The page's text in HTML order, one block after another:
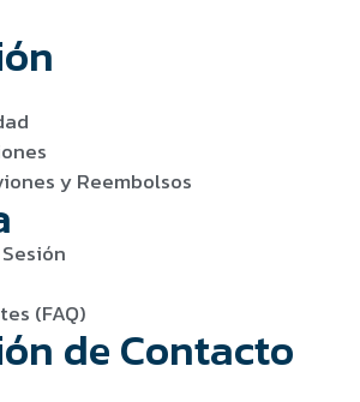
y Reembolsos
(FAQ)
de Contacto